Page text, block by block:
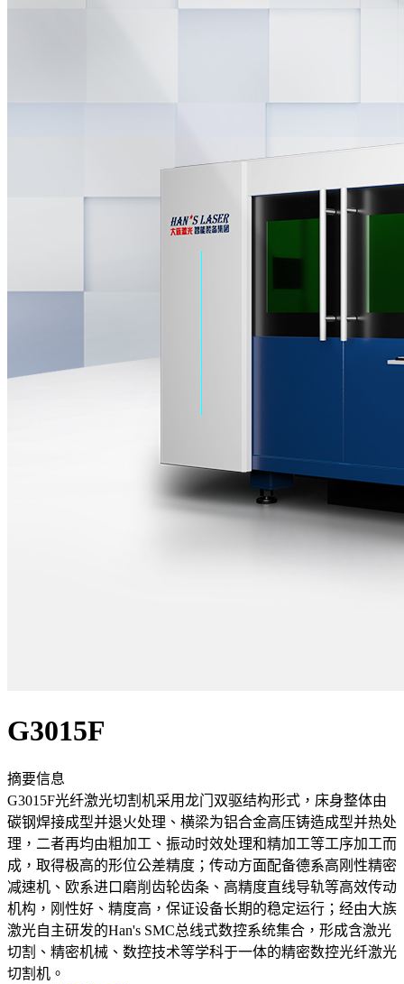
G3015F
摘要信息
G3015F光纤激光切割机采用龙门双驱结构形式，床身整体由
碳钢焊接成型并退火处理、横梁为铝合金高压铸造成型并热处
理，二者再均由粗加工、振动时效处理和精加工等工序加工而
成，取得极高的形位公差精度；传动方面配备德系高刚性精密
减速机、欧系进口磨削齿轮齿条、高精度直线导轨等高效传动
机构，刚性好、精度高，保证设备长期的稳定运行；经由大族
激光自主研发的Han's SMC总线式数控系统集合，形成含激光
切割、精密机械、数控技术等学科于一体的精密数控光纤激光
切割机。